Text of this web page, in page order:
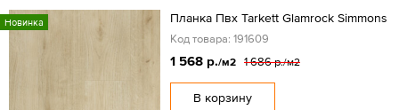
Новинка Планка Пвх Tarkett Glamrock Simmons
Код товара: 191609
1 568 р./м2 1 686 р./м2
В корзину